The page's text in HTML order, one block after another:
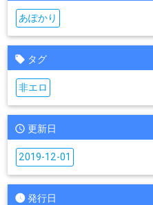
あぽかり
タグ
非エロ
更新日
2019-12-01
発行日